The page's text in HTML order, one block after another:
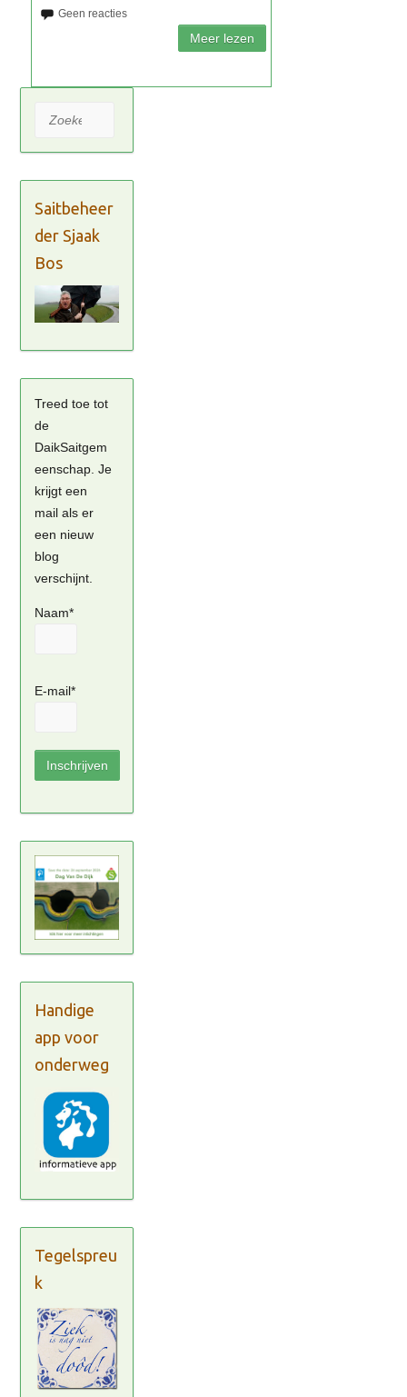
Zoeken
Saitbeheer
der Sjaak
Bos
Treed toe tot
de
DaikSaitgem
eenschap. Je
krijgt een
mail als er
een nieuw
blog
verschijnt.
Naam*
E-mail*
Handige
app voor
onderweg
Tegelspreu
k